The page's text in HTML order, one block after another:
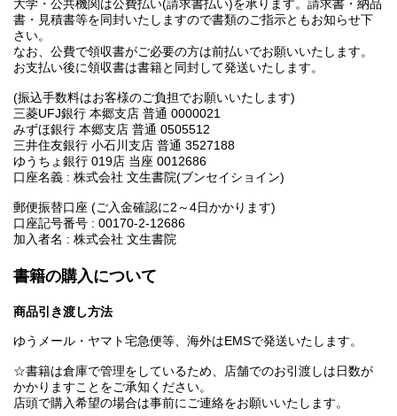
大学・公共機関は公費払い(請求書払い)を承ります。請求書・納品
書・見積書等を同封いたしますので書類のご指示ともお知らせ下
さい。
なお、公費で領収書がご必要の方は前払いでお願いいたします。
お支払い後に領収書は書籍と同封して発送いたします。
(振込手数料はお客様のご負担でお願いいたします)
三菱UFJ銀行 本郷支店 普通 0000021
みずほ銀行 本郷支店 普通 0505512
三井住友銀行 小石川支店 普通 3527188
ゆうちょ銀行 019店 当座 0012686
口座名義 : 株式会社 文生書院(ブンセイショイン)
郵便振替口座 (ご入金確認に2～4日かかります)
口座記号番号 : 00170-2-12686
加入者名 : 株式会社 文生書院
書籍の購入について
商品引き渡し方法
ゆうメール・ヤマト宅急便等、海外はEMSで発送いたします。
☆書籍は倉庫で管理をしているため、店舗でのお引渡しは日数が
かかりますことをご承知ください。
店頭で購入希望の場合は事前にご連絡をお願いいたします。